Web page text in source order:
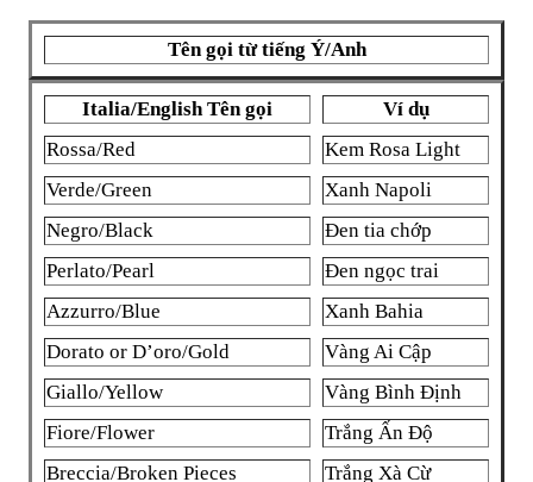
Tên gọi từ tiếng Ý/Anh
Italia/English Tên gọi
Ví dụ
Rossa/Red
Kem Rosa Light
Verde/Green
Xanh Napoli
Negro/Black
Đen tia chớp
Perlato/Pearl
Đen ngọc trai
Azzurro/Blue
Xanh Bahia
Dorato or D’oro/Gold
Vàng Ai Cập
Giallo/Yellow
Vàng Bình Định
Fiore/Flower
Trắng Ấn Độ
Breccia/Broken Pieces
Trắng Xà Cừ